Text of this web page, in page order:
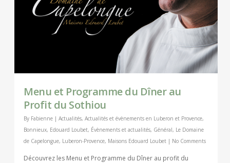
Menu et Programme du Dîner au
Profit du Sothiou
By Fabienne | Actualités, Actualités et évènements en Luberon et Provence,
Bonnieux, Edouard Loubet, Évènements et actualités, Général, Le Domaine
de Capelongue, Luberon-Provence, Maisons Edouard Loubet | No Comments
Découvrez les Menu et Programme du Dîner au profit du